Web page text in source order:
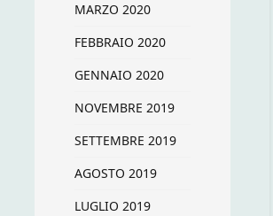
MARZO 2020
FEBBRAIO 2020
GENNAIO 2020
NOVEMBRE 2019
SETTEMBRE 2019
AGOSTO 2019
LUGLIO 2019